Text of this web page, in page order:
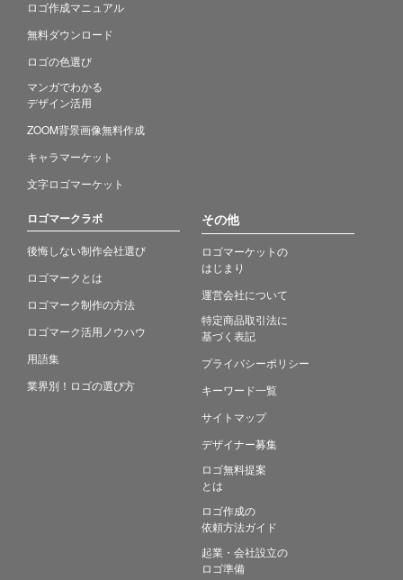
ロゴ作成マニュアル
無料ダウンロード
ロゴの色選び
マンガでわかる
デザイン活用
ZOOM背景画像無料作成
キャラマーケット
文字ロゴマーケット
ロゴマークラボ
後悔しない制作会社選び
ロゴマークとは
ロゴマーク制作の方法
ロゴマーク活用ノウハウ
用語集
業界別！ロゴの選び方
その他
ロゴマーケットの
はじまり
運営会社について
特定商品取引法に
基づく表記
プライバシーポリシー
キーワード一覧
サイトマップ
デザイナー募集
ロゴ無料提案
とは
ロゴ作成の
依頼方法ガイド
起業・会社設立の
ロゴ準備